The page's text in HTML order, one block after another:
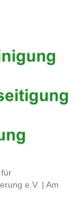
e.V. | Am